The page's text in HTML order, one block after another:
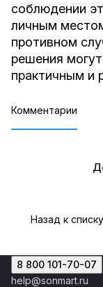
соблюдении
личным
противном
решения
практичным и
Комментарии
Назад к списку
8 800 101-70-07
help@sonmart.ru